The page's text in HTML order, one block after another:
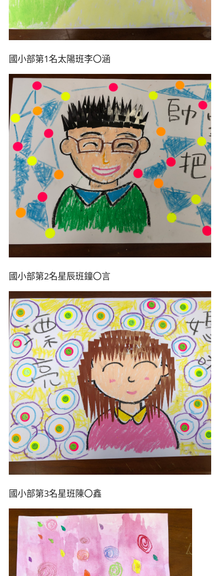
國小部第1名太陽班李〇涵
國小部第2名星辰班鐘〇言
國小部第3名星班陳〇鑫